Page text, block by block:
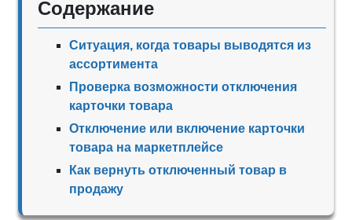
Содержание
Ситуация, когда товары выводятся из
ассортимента
Проверка возможности отключения
карточки товара
Отключение или включение карточки
товара на маркетплейсе
Как вернуть отключенный товар в
продажу